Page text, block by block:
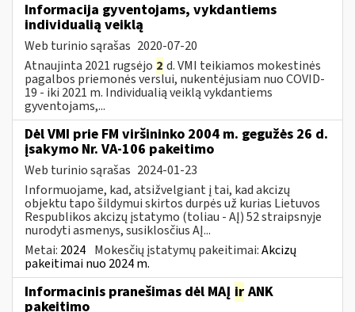
Informacija gyventojams, vykdantiems
individualią veiklą
Web turinio sąrašas 2020-07-20
Atnaujinta 2021 rugsėjo 2 d. VMI teikiamos mokestinės
pagalbos priemonės verslui, nukentėjusiam nuo COVID-
19 - iki 2021 m. Individualią veiklą vykdantiems
gyventojams,...
Dėl VMI prie FM viršininko 2004 m. gegužės 26 d.
įsakymo Nr. VA-106 pakeitimo
Web turinio sąrašas 2024-01-23
Informuojame, kad, atsižvelgiant į tai, kad akcizų
objektu tapo šildymui skirtos durpės už kurias Lietuvos
Respublikos akcizų įstatymo (toliau - AĮ) 52 straipsnyje
nurodyti asmenys, susiklosčius AĮ...
Metai: 2024 Mokesčių įstatymų pakeitimai:Akcizų
pakeitimai nuo 2024 m.
Informacinis pranešimas dėl MAĮ ir ANK
pakeitimo